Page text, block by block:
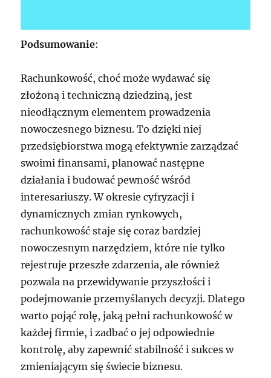
Podsumowanie:
Rachunkowość, choć może wydawać się
złożoną i techniczną dziedziną, jest
nieodłącznym elementem prowadzenia
nowoczesnego biznesu. To dzięki niej
przedsiębiorstwa mogą efektywnie zarządzać
swoimi finansami, planować następne
działania i budować pewność wśród
interesariuszy. W okresie cyfryzacji i
dynamicznych zmian rynkowych,
rachunkowość staje się coraz bardziej
nowoczesnym narzędziem, które nie tylko
rejestruje przeszłe zdarzenia, ale również
pozwala na przewidywanie przyszłości i
podejmowanie przemyślanych decyzji. Dlatego
warto pojąć rolę, jaką pełni rachunkowość w
każdej firmie, i zadbać o jej odpowiednie
kontrolę, aby zapewnić stabilność i sukces w
zmieniającym się świecie biznesu.